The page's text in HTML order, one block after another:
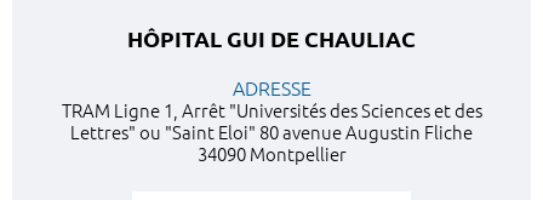
HÔPITAL GUI DE CHAULIAC
ADRESSE
TRAM Ligne 1, Arrêt "Universités des Sciences et des
Lettres" ou "Saint Eloi" 80 avenue Augustin Fliche
34090 Montpellier